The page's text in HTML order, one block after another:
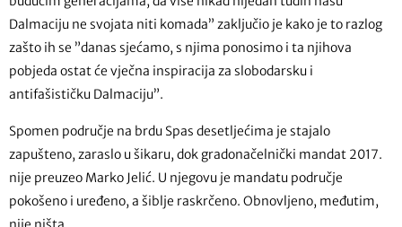
Dalmaciju ne svojata niti komada” zaključio je kako je to razlog
zašto ih se ”danas sjećamo, s njima ponosimo i ta njihova
pobjeda ostat će vječna inspiracija za slobodarsku i
antifašističku Dalmaciju”.
Spomen područje na brdu Spas desetljećima je stajalo
zapušteno, zaraslo u šikaru, dok gradonačelnički mandat 2017.
nije preuzeo Marko Jelić. U njegovu je mandatu područje
pokošeno i uređeno, a šiblje raskrčeno. Obnovljeno, međutim,